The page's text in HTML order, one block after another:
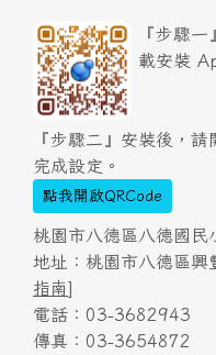
『步驟
載安裝
『步驟二』安裝後，
完成設定。
點我開啟QRCode
桃園市八德區八德國民
地址：桃園市八德區
指南]
電話：03-3682943
傳真：03-3654872